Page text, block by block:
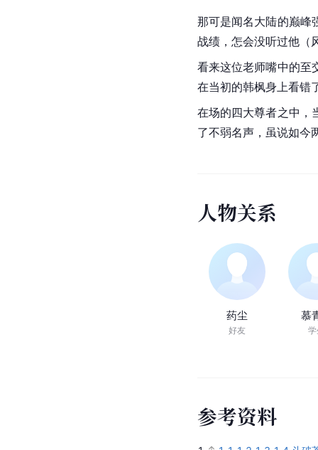
那可是闻名大陆的巅峰
战绩，怎会没听过他
看来这位老师嘴中的至
在当初的韩枫身上看错
在场的四大尊者之中，
了不弱名声，虽说如
人物关系
药尘
好友
慕
参考资料